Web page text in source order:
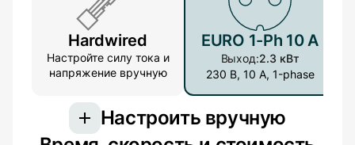
Hardwired
Настройте силу тока и
напряжение вручную
EURO 1-Ph 10 A
Выход:2.3 кВт
230 В, 10 А, 1-phase
Настроить вручную